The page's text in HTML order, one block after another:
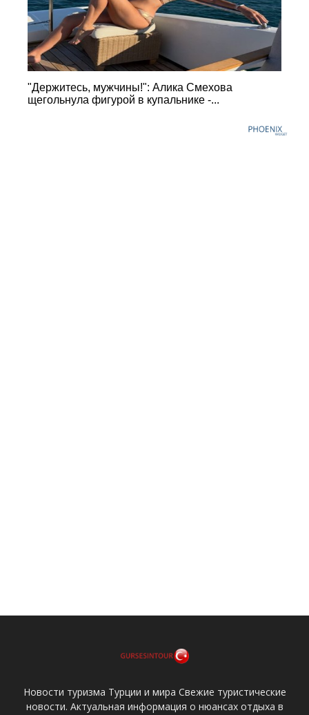
"Держитесь, мужчины!": Алика Смехова
щегольнула фигурой в купальнике -...
Новости туризма Турции и мира Свежие туристические
новости. Актуальная информация о нюансах отдыха в